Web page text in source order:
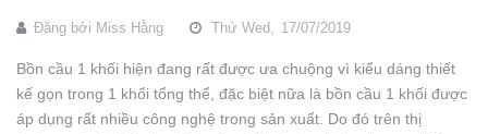
Đăng bởi Miss Hằng Thứ Wed, 17/07/2019
Bồn cầu 1 khối hiện đang rất được ưa chuộng vì kiểu dáng thiết
kế gọn trong 1 khổi tổng thể, đặc biệt nữa là bồn cầu 1 khối được
áp dụng rất nhiều công nghệ trong sản xuất. Do đó trên thị